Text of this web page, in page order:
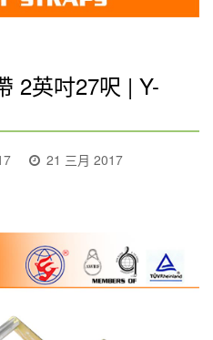
2英吋27呎 | Y-
21 三月 2017